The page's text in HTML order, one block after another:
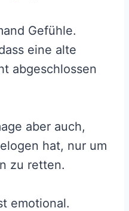
Gefühle.
eine alte
abgeschlossen
aber auch,
hat, nur um
zu retten.
emotional.